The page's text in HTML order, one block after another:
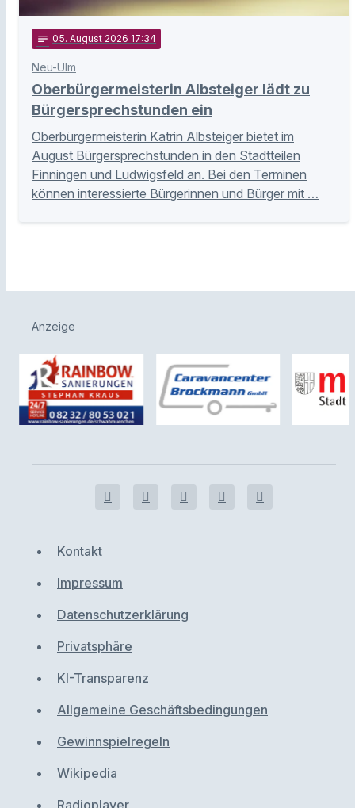
notes 05. August 2026 17:34
Neu-Ulm
Oberbürgermeisterin Albsteiger lädt zu
Bürgersprechstunden ein
Oberbürgermeisterin Katrin Albsteiger bietet im
August Bürgersprechstunden in den Stadtteilen
Finningen und Ludwigsfeld an. Bei den Terminen
können interessierte Bürgerinnen und Bürger mit …
Anzeige
Kontakt
Impressum
Datenschutzerklärung
Privatsphäre
KI-Transparenz
Allgemeine Geschäftsbedingungen
Gewinnspielregeln
Wikipedia
Radioplayer